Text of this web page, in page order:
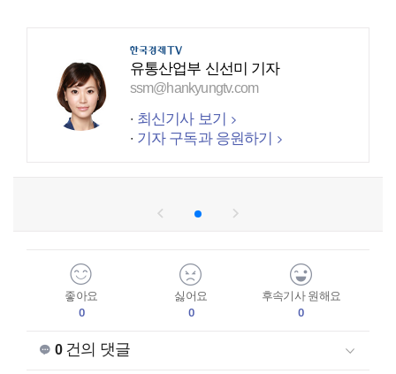
유통산업부 신선미 기자
ssm@hankyungtv.com
최신기사 보기
기자 구독과 응원하기
좋아요
0
싫어요
0
후속기사 원해요
0
0건의 댓글